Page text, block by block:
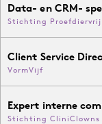
Data- en CRM-
Stichting Proefdiervrij
Client Service
VormVijf
Expert interne
Stichting CliniClowns